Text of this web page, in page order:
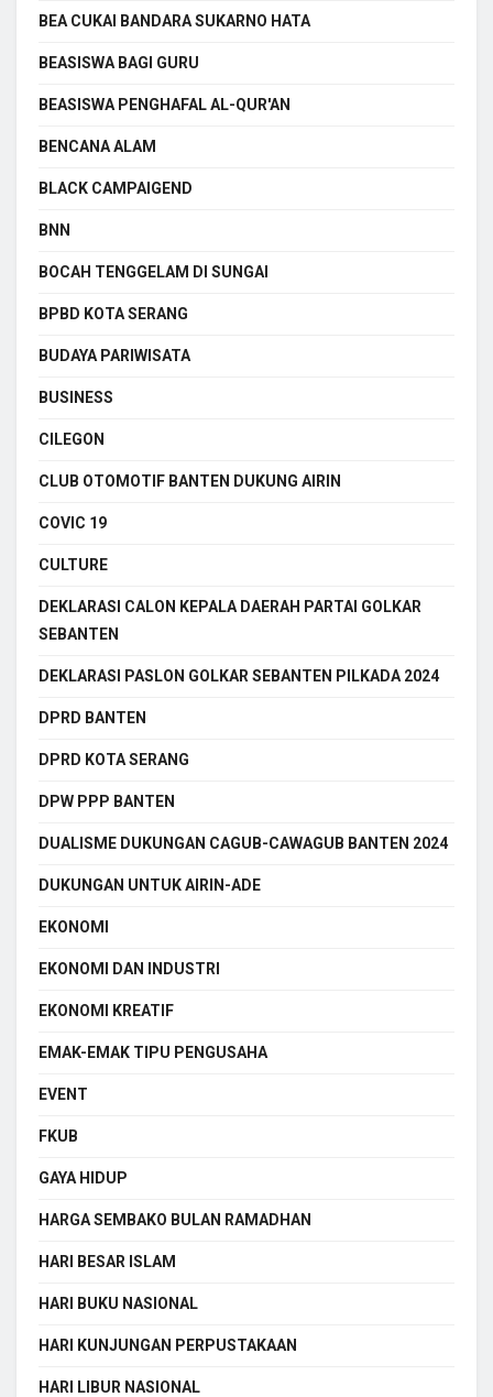
BEA CUKAI BANDARA SUKARNO HATA
BEASISWA BAGI GURU
BEASISWA PENGHAFAL AL-QUR'AN
BENCANA ALAM
BLACK CAMPAIGEND
BNN
BOCAH TENGGELAM DI SUNGAI
BPBD KOTA SERANG
BUDAYA PARIWISATA
BUSINESS
CILEGON
CLUB OTOMOTIF BANTEN DUKUNG AIRIN
COVIC 19
CULTURE
DEKLARASI CALON KEPALA DAERAH PARTAI GOLKAR
SEBANTEN
DEKLARASI PASLON GOLKAR SEBANTEN PILKADA 2024
DPRD BANTEN
DPRD KOTA SERANG
DPW PPP BANTEN
DUALISME DUKUNGAN CAGUB-CAWAGUB BANTEN 2024
DUKUNGAN UNTUK AIRIN-ADE
EKONOMI
EKONOMI DAN INDUSTRI
EKONOMI KREATIF
EMAK-EMAK TIPU PENGUSAHA
EVENT
FKUB
GAYA HIDUP
HARGA SEMBAKO BULAN RAMADHAN
HARI BESAR ISLAM
HARI BUKU NASIONAL
HARI KUNJUNGAN PERPUSTAKAAN
HARI LIBUR NASIONAL